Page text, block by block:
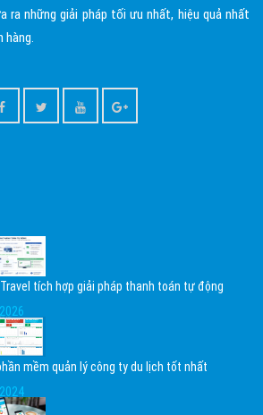
ra những giải pháp tối ưu nhất, hiệu quả nhất
hàng.
tích hợp giải pháp thanh toán tự động
mềm quản lý công ty du lịch tốt nhất